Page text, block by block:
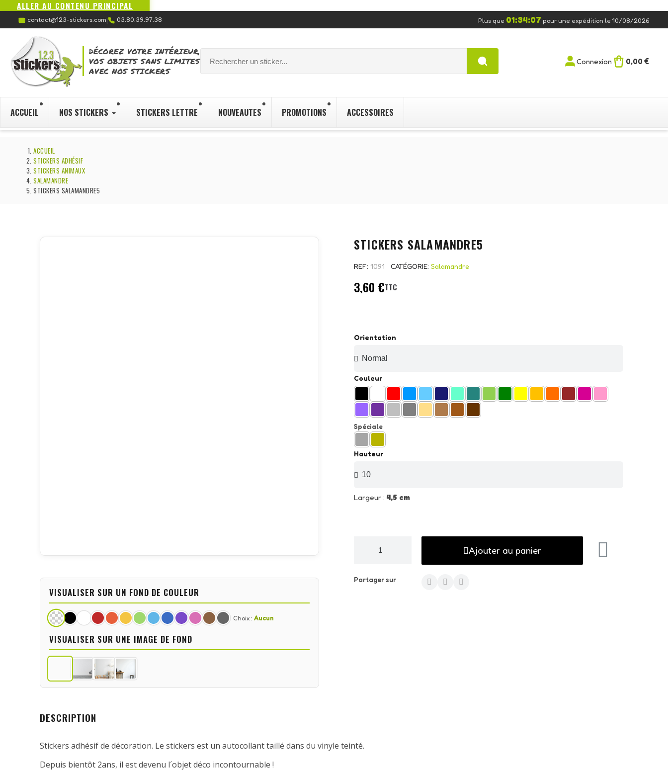
ALLER AU CONTENU PRINCIPAL
contact@123-stickers.com| 03.80.39.97.38 Plus que 01:34:06 pour une expédition le 10/08/2026
DÉCOREZ VOTRE INTÉRIEUR,
VOS OBJETS SANS LIMITES
AVEC NOS STICKERS
Connexion 0,00 €
ACCUEIL NOS STICKERS STICKERS LETTRE NOUVEAUTES PROMOTIONS ACCESSOIRES
ACCUEIL
STICKERS ADHÉSIF
STICKERS ANIMAUX
SALAMANDRE
STICKERS SALAMANDRE5
VISUALISER SUR UN FOND DE COULEUR
Choix : Aucun
VISUALISER SUR UNE IMAGE DE FOND
STICKERS SALAMANDRE5
REF 1091 CATÉGORIE Salamandre
3,60 €TTC
Orientation
Couleur
Spéciale
Hauteur
Largeur : 4,5 cm
Ajouter au panier
Partager sur
DESCRIPTION
Stickers adhésif de décoration. Le stickers est un autocollant taillé dans du vinyle teinté.
Depuis bientôt 2ans, il est devenu l´objet déco incontournable !